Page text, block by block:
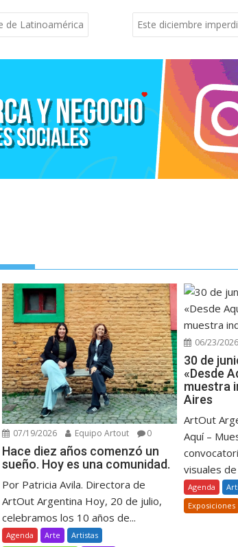
de Latinoamérica Este diciembre
07/19/2026 Equipo Artout 0
Hace diez años comenzó un
sueño. Hoy es una comunidad.
Por Patricia Avila. Directora de
ArtOut Argentina Hoy, 20 de julio,
celebramos los 10 años de...
Agenda Arte
Artistas
06/23/2026
30 de
«Desde
muestra
Aires
ArtOut
Aquí –
visuales
Agenda
Exposiciones